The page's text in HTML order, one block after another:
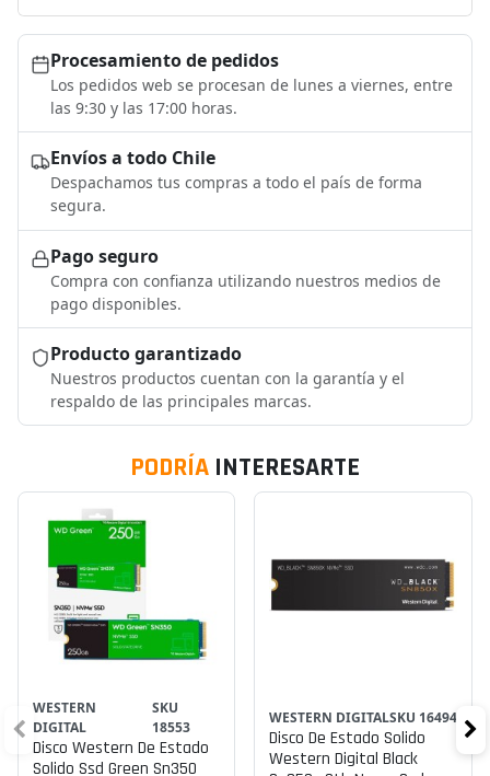
Procesamiento de pedidos
Los pedidos web se procesan de lunes a viernes, entre
las 9:30 y las 17:00 horas.
Envíos a todo Chile
Despachamos tus compras a todo el país de forma
segura.
Pago seguro
Compra con confianza utilizando nuestros medios de
pago disponibles.
Producto garantizado
Nuestros productos cuentan con la garantía y el
respaldo de las principales marcas.
PODRÍA INTERESARTE
WESTERN
DIGITAL
SKU
18553
Disco Western De Estado
Solido Ssd Green Sn350
WESTERN DIGITALSKU 16494
Disco De Estado Solido
Western Digital Black